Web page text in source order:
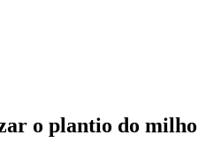
o plantio do milho